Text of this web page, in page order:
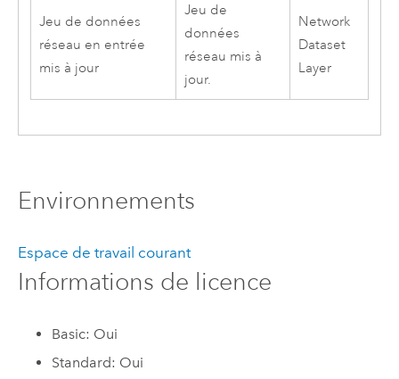
Jeu de données
réseau en entrée
mis à jour
Jeu de
données
réseau mis à
jour.
Network
Dataset
Layer
Environnements
Espace de travail courant
Informations de licence
Basic: Oui
Standard: Oui